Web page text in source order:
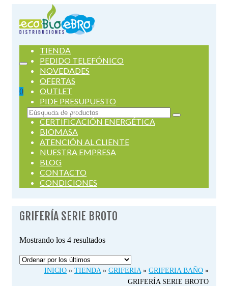
0
Buscar
por:
TIENDA
PEDIDO TELEFÓNICO
NOVEDADES
OFERTAS
OUTLET
PIDE PRESUPUESTO
SERVICIOS
CERTIFICACIÓN ENERGÉTICA
BIOMASA
ATENCIÓN AL CLIENTE
NUESTRA EMPRESA
BLOG
CONTACTO
CONDICIONES
GRIFERÍA SERIE BROTO
Mostrando los 4 resultadosOrdenado
últimos
INICIO » TIENDA » GRIFERIA » GRIFERIA BAÑO »
GRIFERÍA SERIE BROTO